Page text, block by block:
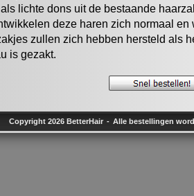
lichte dons uit de bestaande
deze haren zich normaal
zullen zich hebben hersteld als
is gezakt.
Copyright 2026 BetterHair Alle bestellingen